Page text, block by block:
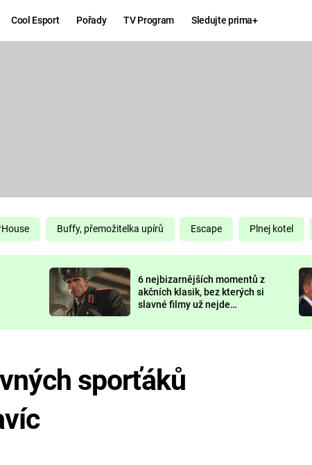
Cool Esport Pořady TV Program Sledujte prima+
DELIVERANCE
CHUCK
Buffy, přemožitelka upírů Escape Plnej kotel
6 nejbizarnějších momentů z
akčních klasik, bez kterých si
slavné filmy už nejde
sporťáků